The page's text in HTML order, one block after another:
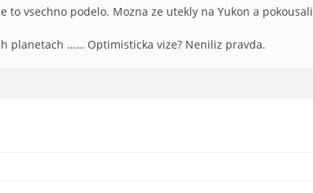
to vsechno podelo. Mozna ze utekly na Yukon a pokousali
planetach …… Optimisticka vize? Neniliz pravda.